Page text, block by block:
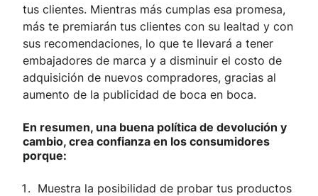
tus clientes. Mientras más cumplas esa promesa,
más te premiarán tus clientes con su lealtad y con
sus recomendaciones, lo que te llevará a tener
embajadores de marca y a disminuir el costo de
adquisición de nuevos compradores, gracias al
aumento de la publicidad de boca en boca.
En resumen, una buena política de devolución y
cambio, crea confianza en los consumidores
porque:
Muestra la posibilidad de probar tus productos